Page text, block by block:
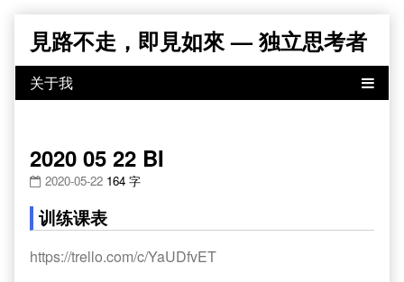
content
見路不走，即見如來 — 独立思考者
2020 05 22 BI
2020-05-22 164 字
训练课表
https://trello.com/c/YaUDfvET